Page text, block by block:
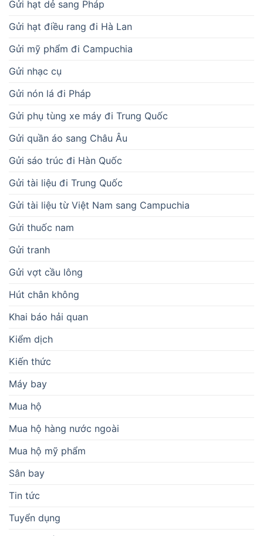
Gửi hạt dẻ sang Pháp
Gửi hạt điều rang đi Hà Lan
Gửi mỹ phẩm đi Campuchia
Gửi nhạc cụ
Gửi nón lá đi Pháp
Gửi phụ tùng xe máy đi Trung Quốc
Gửi quần áo sang Châu Âu
Gửi sáo trúc đi Hàn Quốc
Gửi tài liệu đi Trung Quốc
Gửi tài liệu từ Việt Nam sang Campuchia
Gửi thuốc nam
Gửi tranh
Gửi vợt cầu lông
Hút chân không
Khai báo hải quan
Kiểm dịch
Kiến thức
Máy bay
Mua hộ
Mua hộ hàng nước ngoài
Mua hộ mỹ phẩm
Sân bay
Tin tức
Tuyển dụng